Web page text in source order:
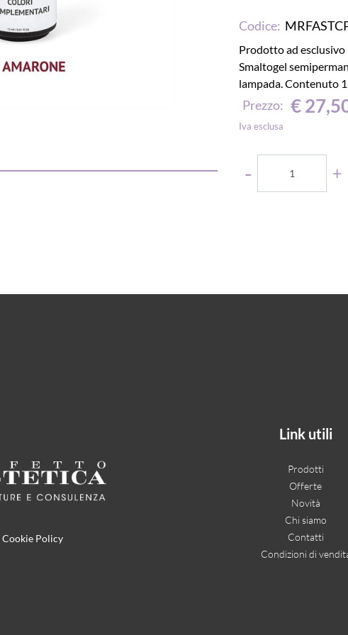
Codice:
Prodotto ad
Smaltogel
lampada. Contenuto
Prezzo: €
Iva esclusa
Cookie Policy
Link utili
Prodotti
Offerte
Novità
Chi siamo
Contatti
Condizioni di